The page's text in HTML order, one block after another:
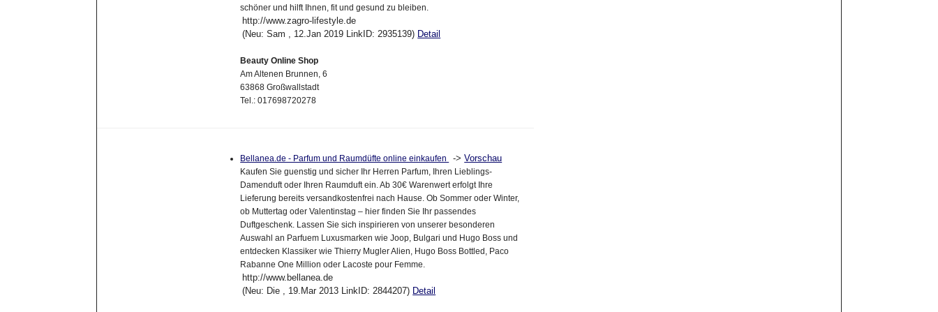
schöner und hilft Ihnen, fit und gesund zu bleiben.
http://www.zagro-lifestyle.de
(Neu: Sam , 12.Jan 2019 LinkID: 2935139) Detail
Beauty Online Shop
Am Altenen Brunnen, 6
63868 Großwallstadt
Tel.: 017698720278
Bellanea.de - Parfum und Raumdüfte online einkaufen ->Vorschau
Kaufen Sie guenstig und sicher Ihr Herren Parfum, Ihren Lieblings-
Damenduft oder Ihren Raumduft ein. Ab 30€ Warenwert erfolgt Ihre
Lieferung bereits versandkostenfrei nach Hause. Ob Sommer oder Winter,
ob Muttertag oder Valentinstag – hier finden Sie Ihr passendes
Duftgeschenk. Lassen Sie sich inspirieren von unserer besonderen
Auswahl an Parfuem Luxusmarken wie Joop, Bulgari und Hugo Boss und
entdecken Klassiker wie Thierry Mugler Alien, Hugo Boss Bottled, Paco
Rabanne One Million oder Lacoste pour Femme.
http://www.bellanea.de
(Neu: Die , 19.Mar 2013 LinkID: 2844207) Detail